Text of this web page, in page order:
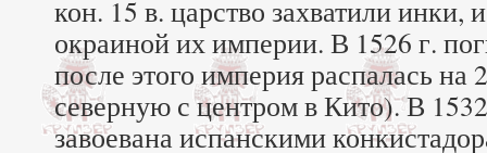
кон. 15 в. царство захватили инки,
окраиной их империи. В 1526 г.
после этого империя распалась на
северную с центром в Кито). В
завоевана испанскими